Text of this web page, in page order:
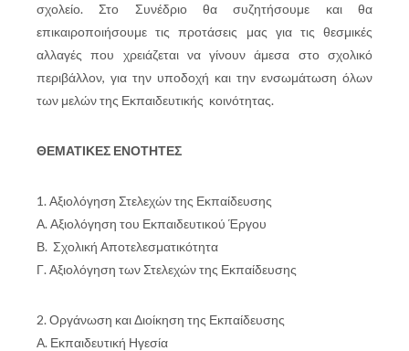
σχολείο. Στο Συνέδριο θα συζητήσουμε και θα
επικαιροποιήσουμε τις προτάσεις μας για τις θεσμικές
αλλαγές που χρειάζεται να γίνουν άμεσα στο σχολικό
περιβάλλον, για την υποδοχή και την ενσωμάτωση όλων
των μελών της Εκπαιδευτικής κοινότητας.
ΘΕΜΑΤΙΚΕΣ ΕΝΟΤΗΤΕΣ
1. Αξιολόγηση Στελεχών της Εκπαίδευσης
Α. Αξιολόγηση του Εκπαιδευτικού Έργου
Β. Σχολική Αποτελεσματικότητα
Γ. Αξιολόγηση των Στελεχών της Εκπαίδευσης
2. Οργάνωση και Διοίκηση της Εκπαίδευσης
Α. Εκπαιδευτική Ηγεσία